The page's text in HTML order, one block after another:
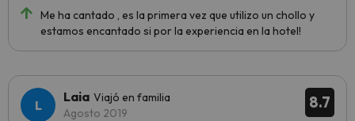
Me ha cantado , es la primera vez que utilizo un chollo y
estamos encantado si por la experiencia en la hotel!
8.7
Laia Viajó en familia
Agosto 2019